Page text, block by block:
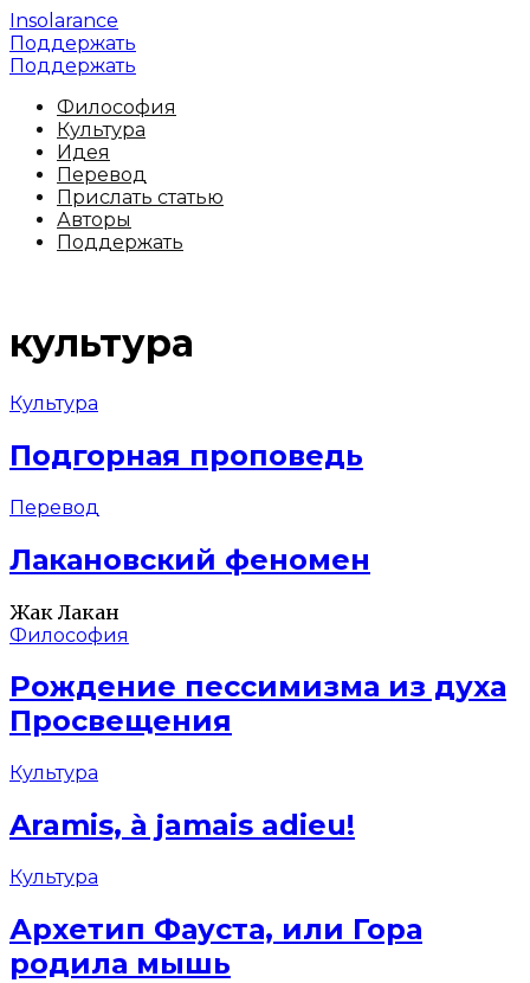
Insolarance
Поддержать
Поддержать
Философия
Культура
Идея
Перевод
Прислать статью
Авторы
Поддержать
культура
Культура
Подгорная проповедь
Перевод
Лакановский феномен
Жак Лакан
Философия
Рождение пессимизма из духа
Просвещения
Культура
Aramis, à jamais adieu!
Культура
Архетип Фауста, или Гора
родила мышь